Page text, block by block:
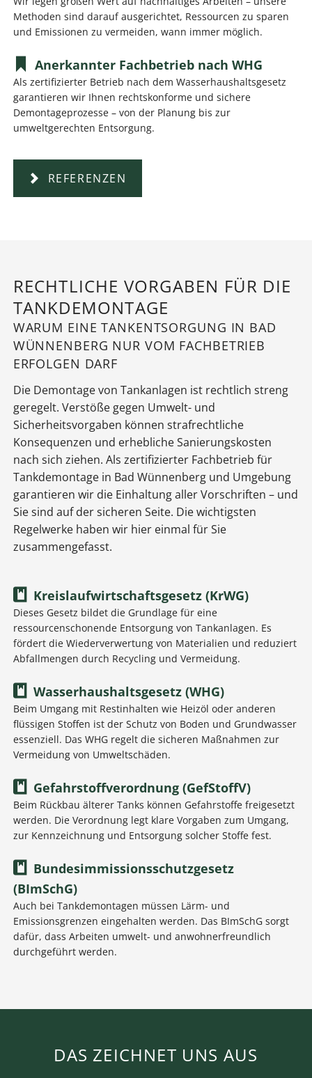
Methoden sind darauf ausgerichtet, Ressourcen zu sparen
und Emissionen zu vermeiden, wann immer möglich.
Anerkannter Fachbetrieb nach WHG
Als zertifizierter Betrieb nach dem Wasserhaushaltsgesetz
garantieren wir Ihnen rechtskonforme und sichere
Demontageprozesse – von der Planung bis zur
umweltgerechten Entsorgung.
REFERENZEN
RECHTLICHE VORGABEN FÜR DIE
TANKDEMONTAGE
WARUM EINE TANKENTSORGUNG IN BAD
WÜNNENBERG NUR VOM FACHBETRIEB
ERFOLGEN DARF
Die Demontage von Tankanlagen ist rechtlich streng
geregelt. Verstöße gegen Umwelt- und
Sicherheitsvorgaben können strafrechtliche
Konsequenzen und erhebliche Sanierungskosten
nach sich ziehen. Als zertifizierter Fachbetrieb für
Tankdemontage in Bad Wünnenberg und Umgebung
garantieren wir die Einhaltung aller Vorschriften – und
Sie sind auf der sicheren Seite. Die wichtigsten
Regelwerke haben wir hier einmal für Sie
zusammengefasst.
Kreislaufwirtschaftsgesetz (KrWG)
Dieses Gesetz bildet die Grundlage für eine
ressourcenschonende Entsorgung von Tankanlagen. Es
fördert die Wiederverwertung von Materialien und reduziert
Abfallmengen durch Recycling und Vermeidung.
Wasserhaushaltsgesetz (WHG)
Beim Umgang mit Restinhalten wie Heizöl oder anderen
flüssigen Stoffen ist der Schutz von Boden und Grundwasser
essenziell. Das WHG regelt die sicheren Maßnahmen zur
Vermeidung von Umweltschäden.
Gefahrstoffverordnung (GefStoffV)
Beim Rückbau älterer Tanks können Gefahrstoffe freigesetzt
werden. Die Verordnung legt klare Vorgaben zum Umgang,
zur Kennzeichnung und Entsorgung solcher Stoffe fest.
Bundesimmissionsschutzgesetz
(BImSchG)
Auch bei Tankdemontagen müssen Lärm- und
Emissionsgrenzen eingehalten werden. Das BImSchG sorgt
dafür, dass Arbeiten umwelt- und anwohnerfreundlich
durchgeführt werden.
DAS ZEICHNET UNS AUS